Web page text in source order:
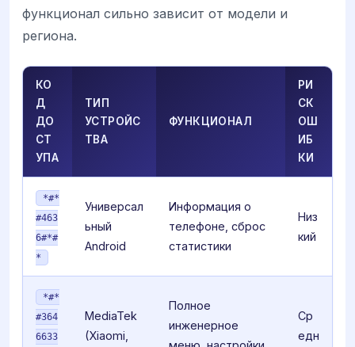
функционал сильно зависит от модели и
региона.
КО
Д
ДО
СТ
УПА
ТИП
УСТРОЙС
ТВА
ФУНКЦИОНАЛ
РИ
СК
ОШ
ИБ
КИ
*#*
#463
6#*#
*
Универсал
ьный
Android
Информация о
телефоне, сброс
статистики
Низ
кий
*#*
#364
6633
MediaTek
(Xiaomi,
Полное
инженерное
Ср
едн